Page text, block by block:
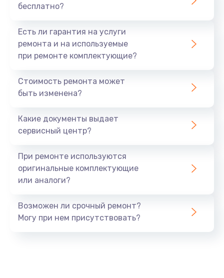
бесплатно?
Есть ли гарантия на услуги
ремонта и на используемые
при ремонте комплектующие?
Стоимость ремонта может
быть изменена?
Какие документы выдает
сервисный центр?
При ремонте используются
оригинальные комплектующие
или аналоги?
Возможен ли срочный ремонт?
Могу при нем присутствовать?